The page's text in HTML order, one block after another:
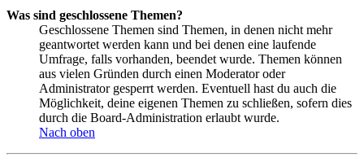
Was sind geschlossene Themen?
Geschlossene Themen sind Themen, in denen nicht mehr
geantwortet werden kann und bei denen eine laufende
Umfrage, falls vorhanden, beendet wurde. Themen können
aus vielen Gründen durch einen Moderator oder
Administrator gesperrt werden. Eventuell hast du auch die
Möglichkeit, deine eigenen Themen zu schließen, sofern dies
durch die Board-Administration erlaubt wurde.
Nach oben